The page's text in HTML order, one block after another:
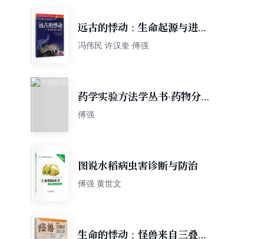
远古的悸动：生命起源与进化/
青少年探索与发现科普文库
冯伟民 许汉奎 傅强
药学实验方法学丛书·药物分析
实验方法学
傅强
图说水稻病虫害诊断与防治
傅强 黄世文
生命的悸动：怪兽来自三叠纪